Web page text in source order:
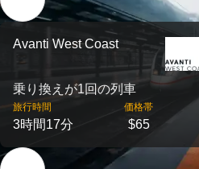
Avanti West Coast
乗り換えが1回の列車
旅行時間
3時間17分
価格帯
$65